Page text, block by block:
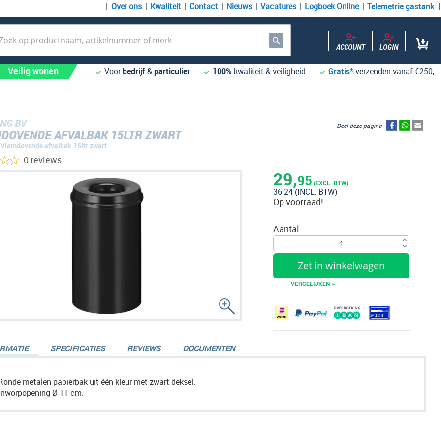
Over ons Kwaliteit Contact Nieuws Vacatures Logboek Online Telemetrie gastank
Zoek ACCOUNT LOGIN
Veilig wonen Voorbedrijf&particulier 100% kwaliteit & veiligheid Gratis*verzenden vanaf €250,-
BV
AFVALBAK 15LTR ZWART
Vlamdovende afvalbak 15ltr zwart
29,95 (EXCL. BTW)
36.24 (INCL. BTW)
Op voorraad!
Aantal
Zet in winkelwagen
VERGELIJKEN >
Deel deze pagina
0 reviews
metalen papierbak uit één kleur met zwart deksel.
Ø 11 cm.
SPECIFICATIES REVIEWS DOCUMENTEN